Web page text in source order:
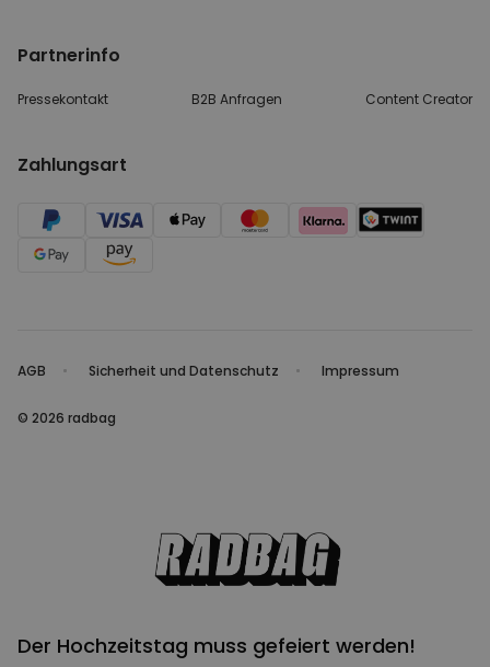
Partnerinfo
Pressekontakt B2B Anfragen Content Creator
Zahlungsart
AGB Sicherheit und Datenschutz Impressum
© 2026 radbag
Der Hochzeitstag muss gefeiert werden!